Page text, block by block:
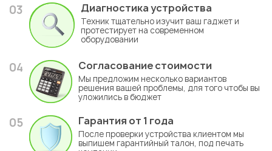
03 Диагностика устройства
Техник тщательно изучит ваш гаджет и
протестирует на современном
оборудовании
04 Согласование стоимости
Мы предложим несколько вариантов
решения вашей проблемы, для того чтобы вы
уложились в бюджет
05 Гарантия от 1 года
После проверки устройства клиентом мы
выпишем гарантийный талон, под печать